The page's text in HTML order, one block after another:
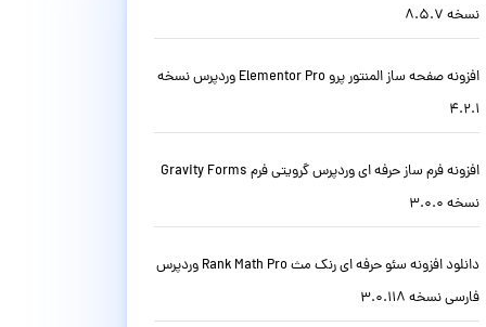
نسخه 8.5.7
افزونه صفحه ساز المنتور پرو Elementor Pro وردپرس نسخه
4.2.1
افزونه فرم ساز حرفه ای وردپرس گرویتی فرم Gravity Forms
نسخه 3.0.0
دانلود افزونه سئو حرفه ای رنک مث Rank Math Pro وردپرس
فارسی نسخه 3.0.118